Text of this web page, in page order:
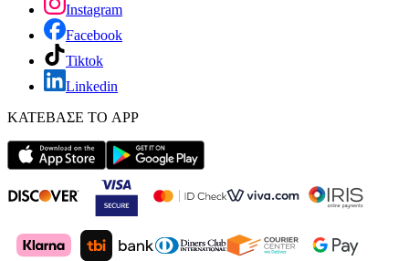
Instagram
Facebook
Tiktok
Linkedin
ΚΑΤΕΒΑΣΕ ΤΟ APP